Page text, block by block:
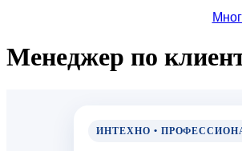
Менеджер по
ИНТЕХНО •